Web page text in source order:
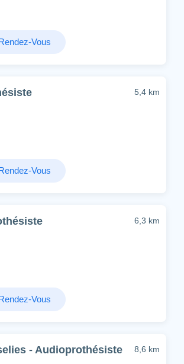
Vous
5,4 km
Vous
6,3 km
Vous
8,6 km
- Audioprothésiste